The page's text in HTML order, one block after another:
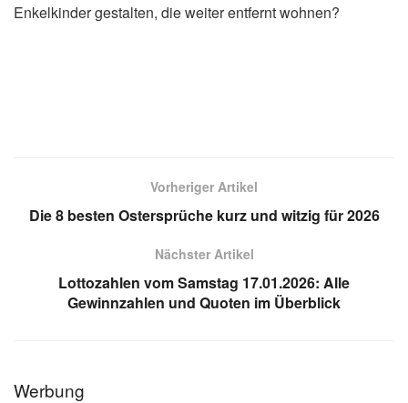
Enkelkinder gestalten, die weiter entfernt wohnen?
Vorheriger Artikel
Die 8 besten Ostersprüche kurz und witzig für 2026
Nächster Artikel
Lottozahlen vom Samstag 17.01.2026: Alle
Gewinnzahlen und Quoten im Überblick
Werbung